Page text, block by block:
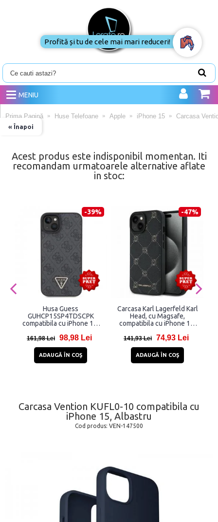
MENIU
« Înapoi
Prima Pagină Huse Telefoane Apple iPhone 15 Carcasa
Acest produs este indisponibil momentan. Iti
recomandam urmatoarele alternative aflate
in stoc:
-39%
Husa Guess
GUHCP15SP4TDSCPK
compatibila cu iPhone 15,
Negru
161,98 Lei 98,98 Lei
ADAUGĂ ÎN COŞ
-47%
Carcasa Karl Lagerfeld Karl
Head, cu Magsafe,
compatibila cu iPhone 15,
141,93 Lei 74,93 Lei
ADAUGĂ ÎN COŞ
Carcasa Vention KUFL0-10 compatibila cu
iPhone 15, Albastru
Cod produs: VEN-147500
Profită și tu de cele mai mari reduceri!